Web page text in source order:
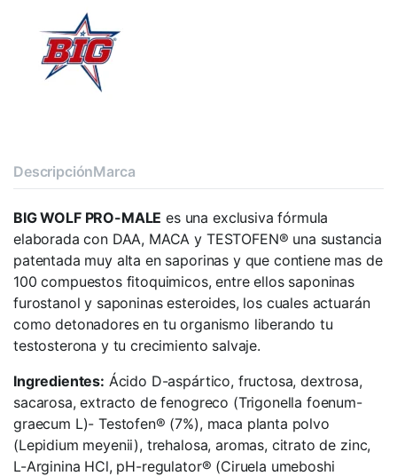
DescripciónMarca
BIG WOLF PRO-MALE es una exclusiva fórmula
elaborada con DAA, MACA y TESTOFEN® una sustancia
patentada muy alta en saporinas y que contiene mas de
100 compuestos fitoquimicos, entre ellos saponinas
furostanol y saponinas esteroides, los cuales actuarán
como detonadores en tu organismo liberando tu
testosterona y tu crecimiento salvaje.
Ingredientes: Ácido D-aspártico, fructosa, dextrosa,
sacarosa, extracto de fenogreco (Trigonella foenum-
graecum L)- Testofen® (7%), maca planta polvo
(Lepidium meyenii), trehalosa, aromas, citrato de zinc,
L-Arginina HCl, pH-regulator® (Ciruela umeboshi